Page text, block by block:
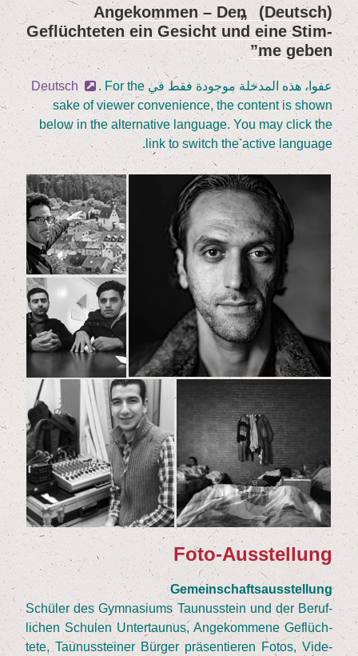
نُشر
في
(Deutsch)
„
Ange­kom­men – Den
Geflüch­te­ten ein Gesicht und eine Stim­
me geben”
عفوا، هذه المدخلة موجودة فقط في Deutsch
. For the
sake of view­er con­ve­ni­ence, the con­tent is shown
below in the alter­na­ti­ve lan­guage. You may click the
link to switch the acti­ve language.
Foto-Aus­stel­lung
Gemein­schafts­aus­stel­lung
Schü­ler des Gym­na­si­ums Tau­nus­stein und der Beruf­
li­chen Schu­len Unter­tau­nus, Ange­kom­me­ne Geflüch­
te­te, Tau­nus­stei­ner Bür­ger prä­sen­tie­ren Fotos, Vide­